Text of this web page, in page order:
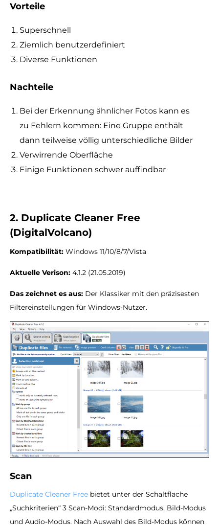
Vorteile
Superschnell
Ziemlich benutzerdefiniert
Diverse Funktionen
Nachteile
Bei der Erkennung ähnlicher Fotos kann es
zu Fehlern kommen: Eine Gruppe enthält
dann teilweise völlig unterschiedliche Bilder
Verwirrende Oberfläche
Einige Funktionen schwer auffindbar
2. Duplicate Cleaner Free
(DigitalVolcano)
Kompatibilität: Windows 11/10/8/7/Vista
Aktuelle Verison: 4.1.2 (21.05.2019)
Das zeichnet es aus: Der Klassiker mit den präzisesten
Filtereinstellungen für Windows-Nutzer.
Scan
Duplicate Cleaner Free bietet unter der Schaltfläche
„Suchkriterien“ 3 Scan-Modi: Standardmodus, Bild-Modus
und Audio-Modus. Nach Auswahl des Bild-Modus können